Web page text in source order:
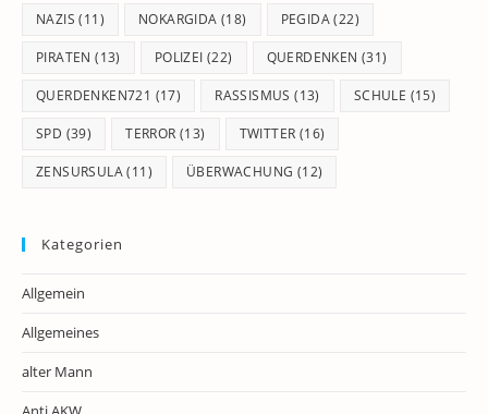
NAZIS (11) NOKARGIDA (18) PEGIDA(22)
PIRATEN (13) POLIZEI (22) QUERDENKEN (31)
QUERDENKEN721 (17) RASSISMUS (13) SCHULE (15)
SPD (39) TERROR (13) TWITTER (16)
ZENSURSULA(11) ÜBERWACHUNG (12)
Kategorien
Allgemein
Allgemeines
alter Mann